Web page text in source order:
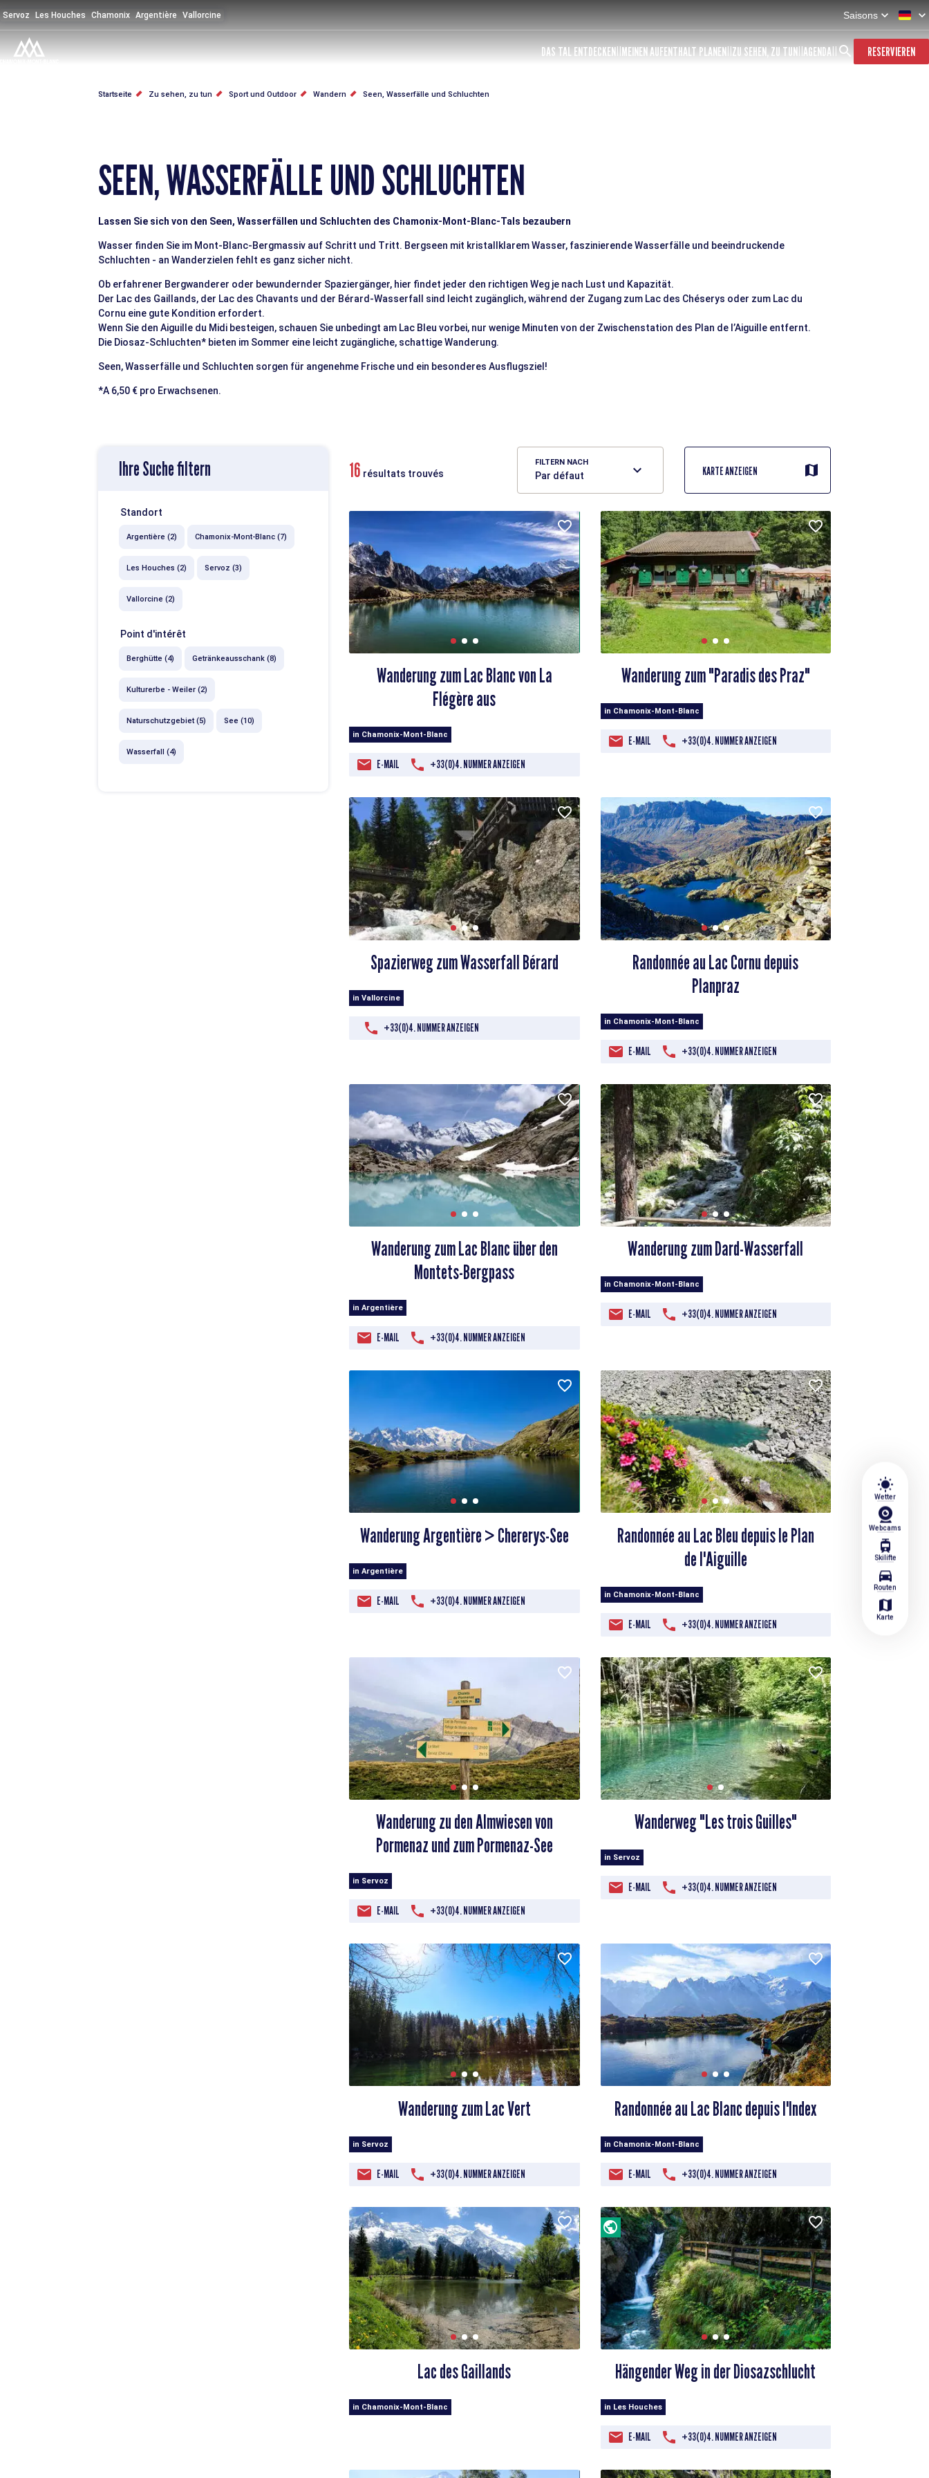
zum
Inhalt
Servoz Les Houches Chamonix Argentière Vallorcine Saisons
DAS TAL ENTDECKEN MEINEN AUFENTHALT PLANEN ZU SEHEN, ZU TUN AGENDA
wb_sunny
Wetter
Webcams
tram
Skilifte
directions_car
Routen
map
Karte
RESERVIEREN
PFADNAVIGATION
Startseite Zu sehen, zu tun Sport und Outdoor Wandern Seen, Wasserfälle und Schluchten
SEEN, WASSERFÄLLE UND SCHLUCHTEN
Lassen Sie sich von den Seen, Wasserfällen und Schluchten des Chamonix-Mont-Blanc-Tals bezaubern
Wasser finden Sie im Mont-Blanc-Bergmassiv auf Schritt und Tritt. Bergseen mit kristallklarem Wasser, faszinierende Wasserfälle und beeindruckende
Schluchten - an Wanderzielen fehlt es ganz sicher nicht.
Ob erfahrener Bergwanderer oder bewundernder Spaziergänger, hier findet jeder den richtigen Weg je nach Lust und Kapazität.
Der Lac des Gaillands, der Lac des Chavants und der Bérard-Wasserfall sind leicht zugänglich, während der Zugang zum Lac des Chéserys oder zum Lac du
Cornu eine gute Kondition erfordert.
Wenn Sie den Aiguille du Midi besteigen, schauen Sie unbedingt am Lac Bleu vorbei, nur wenige Minuten von der Zwischenstation des Plan de l’Aiguille entfernt.
Die Diosaz-Schluchten* bieten im Sommer eine leicht zugängliche, schattige Wanderung.
Seen, Wasserfälle und Schluchten sorgen für angenehme Frische und ein besonderes Ausflugsziel!
*A 6,50 € pro Erwachsenen.
Ihre Suche filtern
Standort
Argentière (2) Chamonix-Mont-Blanc (7)
Les Houches (2) Servoz (3)
Vallorcine (2)
Point d'intérêt
Berghütte (4) Getränkeausschank (8)
Kulturerbe - Weiler (2)
Naturschutzgebiet (5) See (10)
Wasserfall (4)
16 résultats trouvés
FILTERN NACH
KARTE ANZEIGEN
Wanderung zum Lac Blanc von La
Flégère aus
in Chamonix-Mont-Blanc
E-MAIL +33(0)4. NUMMER ANZEIGEN
Wanderung zum "Paradis des Praz"
in Chamonix-Mont-Blanc
E-MAIL +33(0)4. NUMMER ANZEIGEN
Spazierweg zum Wasserfall Bérard
in Vallorcine
+33(0)4. NUMMER ANZEIGEN
Randonnée au Lac Cornu depuis
Planpraz
in Chamonix-Mont-Blanc
E-MAIL +33(0)4. NUMMER ANZEIGEN
Wanderung zum Lac Blanc über den
Montets-Bergpass
in Argentière
E-MAIL +33(0)4. NUMMER ANZEIGEN
Wanderung zum Dard-Wasserfall
in Chamonix-Mont-Blanc
E-MAIL +33(0)4. NUMMER ANZEIGEN
Wanderung Argentière > Chererys-See
in Argentière
E-MAIL +33(0)4. NUMMER ANZEIGEN
Randonnée au Lac Bleu depuis le Plan
de l'Aiguille
in Chamonix-Mont-Blanc
E-MAIL +33(0)4. NUMMER ANZEIGEN
Wanderung zu den Almwiesen von
Pormenaz und zum Pormenaz-See
in Servoz
E-MAIL +33(0)4. NUMMER ANZEIGEN
Wanderweg "Les trois Guilles"
in Servoz
E-MAIL +33(0)4. NUMMER ANZEIGEN
Wanderung zum Lac Vert
in Servoz
E-MAIL +33(0)4. NUMMER ANZEIGEN
Randonnée au Lac Blanc depuis l'Index
in Chamonix-Mont-Blanc
E-MAIL +33(0)4. NUMMER ANZEIGEN
Lac des Gaillands
in Chamonix-Mont-Blanc
Hängender Weg in der Diosazschlucht
in Les Houches
E-MAIL +33(0)4. NUMMER ANZEIGEN